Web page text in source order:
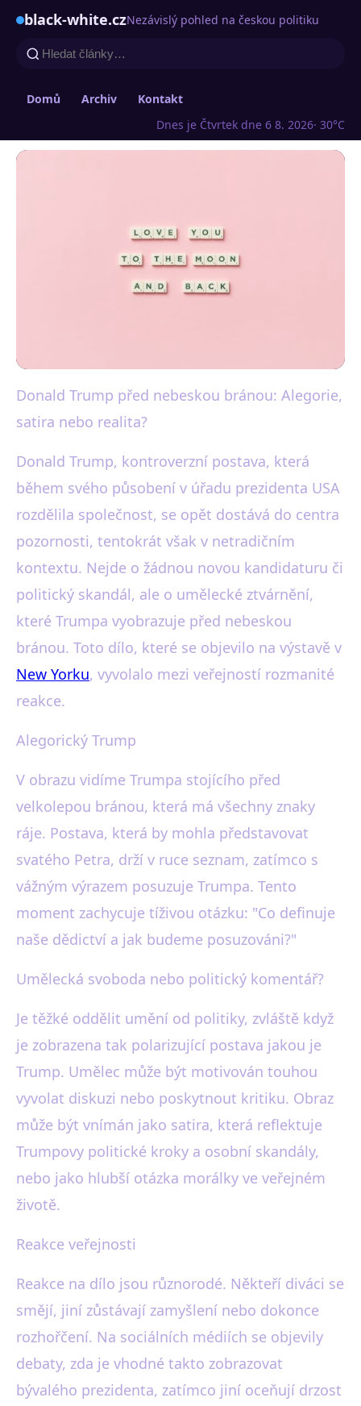
black-white.czNezávislý pohled na českou politiku
Domů Archiv
Kontakt
Dnes je Čtvrtek dne 6 8. 2026· 30°C
black-white.cz
Trump před nebeskou bránou:
Umění, které rozděluje
společnost
· 3 min čtení · Autor: Martin Černý
Donald Trump před nebeskou bránou: Alegorie,
satira nebo realita?
Donald Trump, kontroverzní postava, která
během svého působení v úřadu prezidenta USA
rozdělila společnost, se opět dostává do centra
pozornosti, tentokrát však v netradičním
kontextu. Nejde o žádnou novou kandidaturu či
politický skandál, ale o umělecké ztvárnění,
které Trumpa vyobrazuje před nebeskou
bránou. Toto dílo, které se objevilo na výstavě v
New Yorku, vyvolalo mezi veřejností rozmanité
reakce.
Alegorický Trump
V obrazu vidíme Trumpa stojícího před
velkolepou bránou, která má všechny znaky
ráje. Postava, která by mohla představovat
svatého Petra, drží v ruce seznam, zatímco s
vážným výrazem posuzuje Trumpa. Tento
moment zachycuje tíživou otázku: "Co definuje
naše dědictví a jak budeme posuzováni?"
Umělecká svoboda nebo politický komentář?
Je těžké oddělit umění od politiky, zvláště když
je zobrazena tak polarizující postava jakou je
Trump. Umělec může být motivován touhou
vyvolat diskuzi nebo poskytnout kritiku. Obraz
může být vnímán jako satira, která reflektuje
Trumpovy politické kroky a osobní skandály,
nebo jako hlubší otázka morálky ve veřejném
životě.
Reakce veřejnosti
Reakce na dílo jsou různorodé. Někteří diváci se
smějí, jiní zůstávají zamyšlení nebo dokonce
rozhořčení. Na sociálních médiích se objevily
debaty, zda je vhodné takto zobrazovat
bývalého prezidenta, zatímco jiní oceňují drzost